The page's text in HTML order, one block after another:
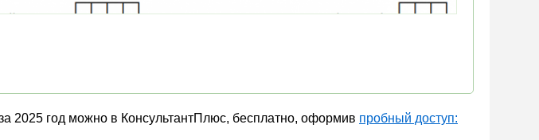
2025 год можно в КонсультантПлюс, бесплатно, оформив пробный доступ: